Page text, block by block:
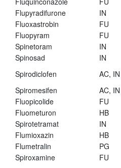
Flupyradifurone
IN
Fluoxastrobin
FU
Fluopyram
FU
Spinetoram
IN
Spinosad
IN
Spirodiclofen
AC, IN
Spiromesifen
AC, IN
Fluopicolide
FU
Fluometuron
HB
Spirotetramat
IN
Flumioxazin
HB
Flumetralin
PG
Spiroxamine
FU